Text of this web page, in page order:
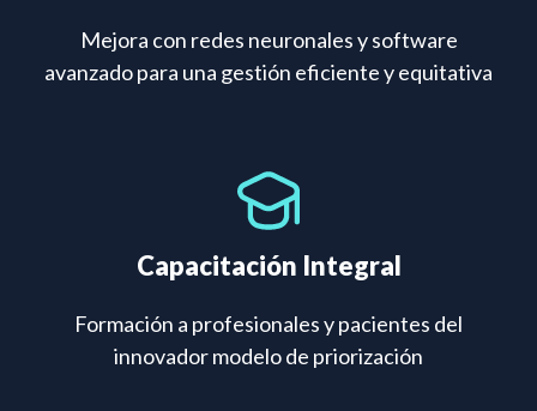
Mejora con redes neuronales y software
avanzado para una gestión eficiente y equitativa
Capacitación Integral
Formación a profesionales y pacientes del
innovador modelo de priorización